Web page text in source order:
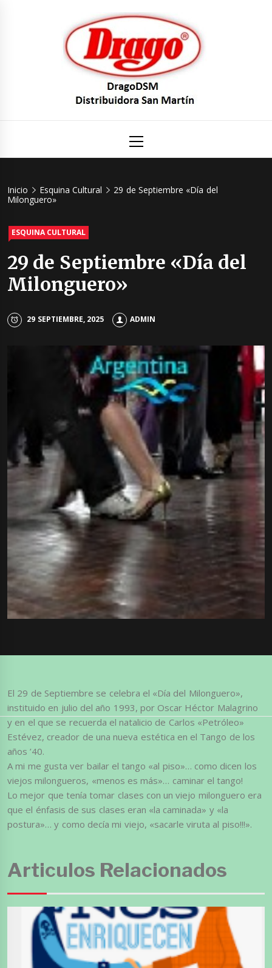
San
principal
Inicio Esquina Cultural
29 de Septiembre «Día del
Milonguero»
ESQUINA CULTURAL
29 de Septiembre «Día del
Milonguero»
29 SEPTIEMBRE, 2025 ADMIN
El 29 de Septiembre se celebra el «Día del Milonguero»,
instituido en julio del año 1993, por Oscar Héctor Malagrino
y en el que se recuerda el natalicio de Carlos «Petróleo»
Estévez, creador de una nueva estética en el Tango de los
años ’40.
A mi me gusta ver bailar el tango «al piso»… como dicen los
viejos milongueros, «menos es más»… caminar el tango!
Lo mejor que tenía tomar clases con un viejo milonguero era
que el énfasis de sus clases eran «la caminada» y «la
postura»… y como decía mi viejo, «sacarle viruta al piso!!!».
Articulos Relacionados